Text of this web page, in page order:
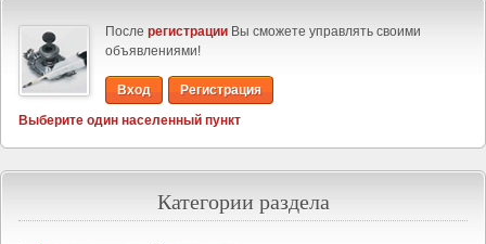
После регистрации Вы сможете управлять своими
объявлениями!
Вход
Регистрация
Выберите один населенный пункт
Категории раздела